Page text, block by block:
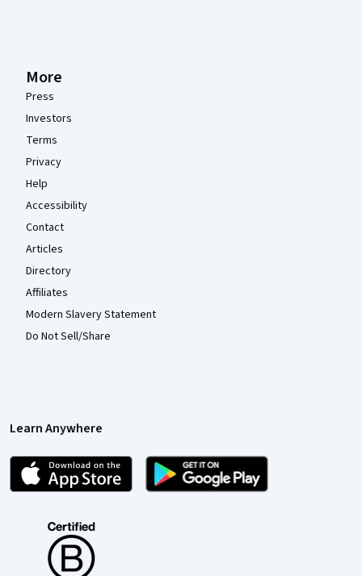
More
Press
Investors
Terms
Privacy
Help
Accessibility
Contact
Articles
Directory
Affiliates
Modern Slavery Statement
Do Not Sell/Share
Learn Anywhere